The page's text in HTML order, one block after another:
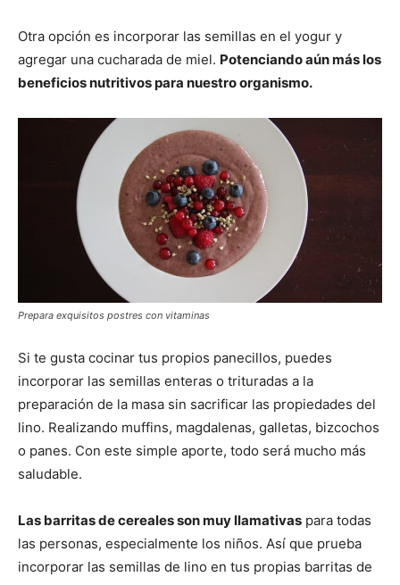
Otra opción es incorporar las semillas en el yogur y
agregar una cucharada de miel. Potenciando aún más los
beneficios nutritivos para nuestro organismo.
Prepara exquisitos postres con vitaminas
Si te gusta cocinar tus propios panecillos, puedes
incorporar las semillas enteras o trituradas a la
preparación de la masa sin sacrificar las propiedades del
lino. Realizando muffins, magdalenas, galletas, bizcochos
o panes. Con este simple aporte, todo será mucho más
saludable.
Las barritas de cereales son muy llamativas para todas
las personas, especialmente los niños. Así que prueba
incorporar las semillas de lino en tus propias barritas de